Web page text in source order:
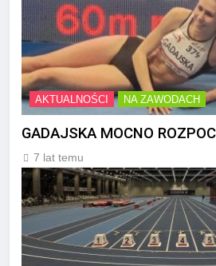
AKTUALNOŚCI NA ZAWODACH
GADAJSKA MOCNO
7 lat temu